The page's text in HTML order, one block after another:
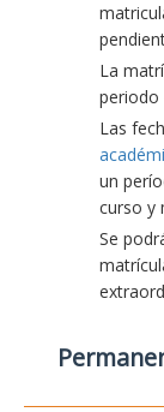
La
periodo
Las
un
curso y
Se